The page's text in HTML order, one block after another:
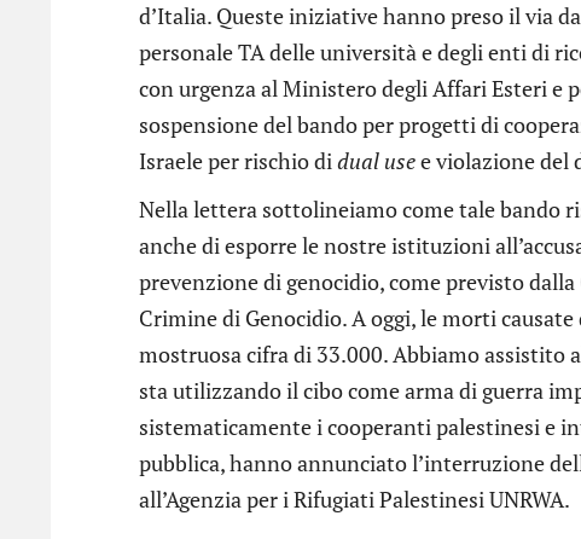
d’Italia. Queste iniziative hanno preso il via
personale TA delle università e degli enti di
con urgenza al Ministero degli Affari Esteri e
sospensione del bando per progetti di
Israele per rischio didual usee violazione
Nella lettera sottolineiamo come tale bando
anche di esporre le nostre istituzioni
prevenzione di genocidio, come previsto
Crimine di Genocidio. A oggi, le morti
mostruosa cifra di 33.000. Abbiamo assistito
sta utilizzando il cibo come arma di guerra
sistematicamente i cooperanti palestinesi e
pubblica, hanno annunciato l’interruzione
all’Agenzia per i Rifugiati Palestinesi UNRWA.